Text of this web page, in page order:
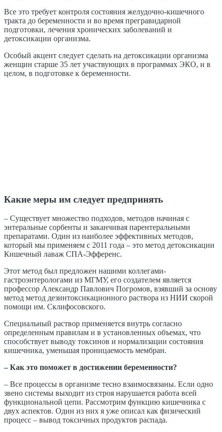
Все это требует контроля состояния желудочно-кишечного
тракта до беременности и во время прегравидарной
подготовки, лечения хронических заболеваний и
детоксикации организма.
Особый акцент следует сделать на детоксикации организма
женщин старше 35 лет участвующих в программах ЭКО, и в
целом, в подготовке к беременности.
Какие меры им следует предпринять
– Существует множество подходов, методов начиная с
энтеральные сорбенты и заканчивая парентеральными
препаратами. Один из наиболее эффективных методов,
который мы применяем с 2011 года – это метод детоксикации
Кишечный лаваж СПА-Эфференс.
Этот метод был предложен нашими коллегами-
гастроэнтерологами из МГМУ, его создателем является
профессор Александр Павлович Погромов, взявший за основу
метод метод дезинтоксикационного раствора из НИИ скорой
помощи им. Склифосовского.
Специальный раствор применяется внутрь согласно
определенным правилам и в установленных объемах, что
способствует выводу токсинов и нормализации состояния
кишечника, уменьшая проницаемость мембран.
– Как это поможет в достижении беременности?
– Все процессы в организме тесно взаимосвязаны. Если одно
звено системы выходит из строя нарушается работа всей
функциональной цепи. Рассмотрим функцию кишечника с
двух аспектов. Один из них я уже описал как физический
процесс – вывод токсичных продуктов распада.